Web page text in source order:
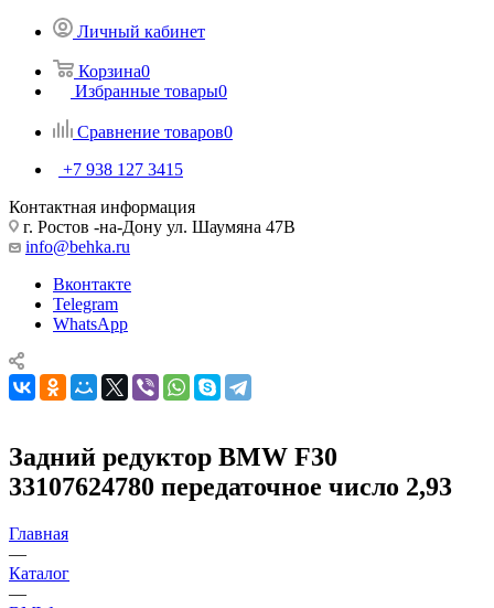
Личный кабинет
Корзина0
Избранные товары0
Сравнение товаров0
+7 938 127 3415
Контактная информация
г. Ростов -на-Дону ул. Шаумяна 47В
info@behka.ru
Вконтакте
Telegram
WhatsApp
Задний редуктор BMW F30
33107624780 передаточное число 2,93
Главная
—
Каталог
—